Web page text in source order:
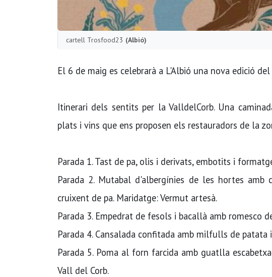
cartell Trosfood23 (Albió)
El 6 de maig es celebrarà a L'Albió una nova edició del
Itinerari dels sentits per la ValldelCorb. Una
plats i vins que ens proposen els restauradors de la
Parada 1. Tast de pa, olis i derivats, embotits i
Parada 2. Mutabal d'albergínies de les hortes
cruixent de pa. Maridatge: Vermut artesà.
Parada 3. Empedrat de fesols i bacallà amb romesco
Parada 4. Cansalada confitada amb milfulls de
Parada 5. Poma al forn farcida amb guatlla
Vall del Corb.